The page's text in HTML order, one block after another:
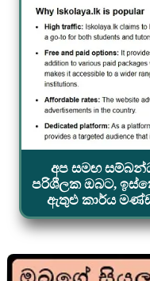
අප සමඟ
පරිශීලක ඔබට,
ඇතුළු කාර්ය